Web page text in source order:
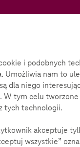
i podobnych
nam to
dla niego
W tym celu
tych technologii.
akceptuje
wszystkie”